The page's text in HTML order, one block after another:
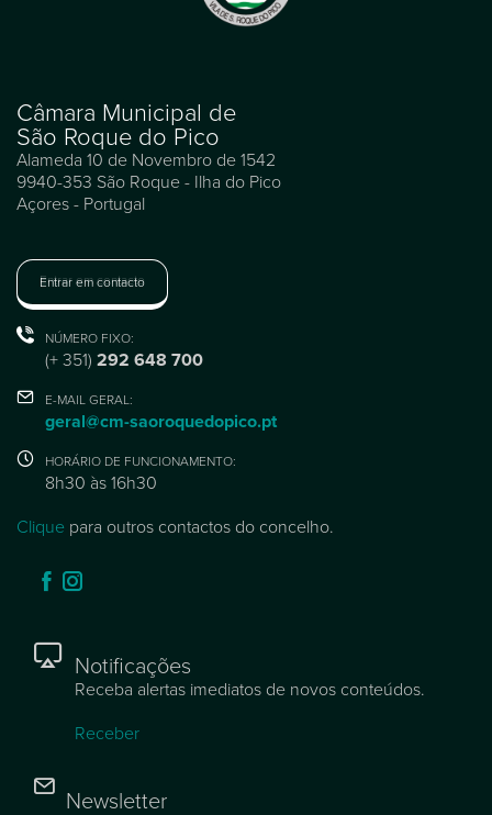
Câmara Municipal de
São Roque do Pico
Alameda 10 de Novembro de 1542
9940-353 São Roque - Ilha do Pico
Açores - Portugal
Entrar em contacto
NÚMERO FIXO:
(+ 351) 292 648 700
E-MAIL GERAL:
geral@cm-saoroquedopico.pt
HORÁRIO DE FUNCIONAMENTO:
8h30 às 16h30
Clique para outros contactos do concelho.
Notificações
Receba alertas imediatos de novos conteúdos.
Receber
Newsletter